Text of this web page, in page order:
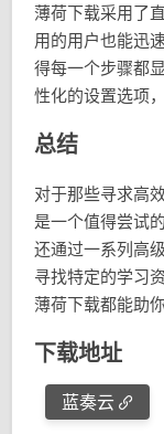
薄荷下载采用了
用的用户也能迅
得每一个步骤都
性化的设置选项
总结
对于那些寻求高
是一个值得尝试
还通过一系列高
寻找特定的学习
薄荷下载都能助
下载地址
蓝奏云